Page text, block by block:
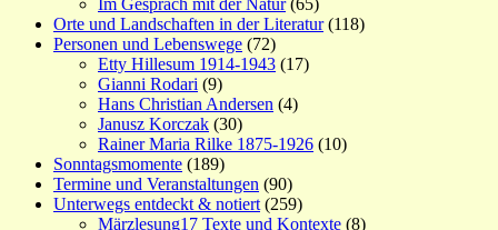
Orte und Landschaften in der Literatur(118)
Personen und Lebenswege (72)
Etty Hillesum 1914-1943 (17)
Gianni Rodari (9)
Hans Christian Andersen (4)
Janusz Korczak (30)
Rainer Maria Rilke 1875-1926 (10)
Sonntagsmomente (189)
Termine und Veranstaltungen (90)
Unterwegs entdeckt & notiert (259)
Märzlesung17 Texte und Kontexte (8)